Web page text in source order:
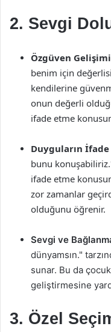
2. Sevgi
Özgüven
benim için
kendilerine
onun değerli
ifade etme
Duyguların
bunu
ifade etme
zor zamanlar
olduğunu öğrenir.
Sevgi ve
dünyamsın."
sunar. Bu da
geliştirmesine
3. Özel